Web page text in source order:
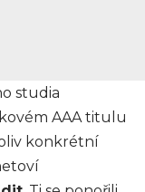
studia
AAA titulu
konkrétní